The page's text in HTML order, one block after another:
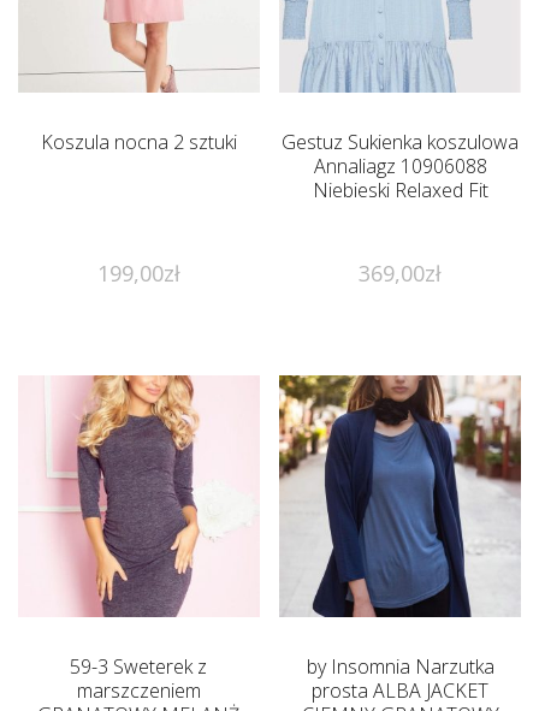
Koszula nocna 2 sztuki
199,00zł
Gestuz Sukienka koszulowa
Annaliagz 10906088
Niebieski Relaxed Fit
369,00zł
59-3 Sweterek z
marszczeniem
by Insomnia Narzutka
prosta ALBA JACKET